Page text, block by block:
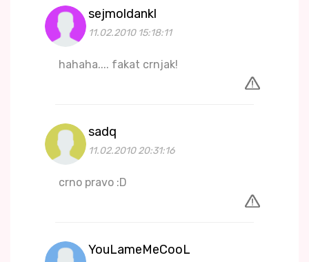
sejmoldankl
11.02.2010 15:18:11
hahaha.... fakat crnjak!
sadq
11.02.2010 20:31:16
crno pravo :D
YouLameMeCooL